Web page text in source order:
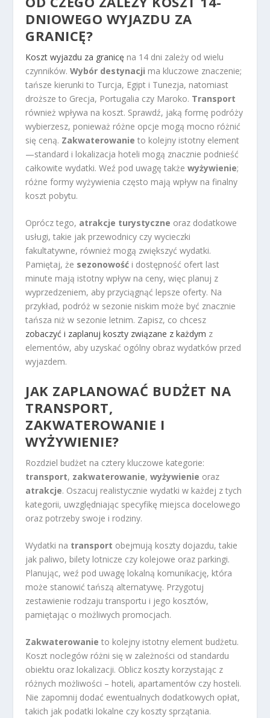
DNIOWEGO WYJAZDU ZA
GRANICĘ?
Koszt wyjazdu za granicę na 14 dni zależy od wielu
czynników.Wybór destynacji ma kluczowe znaczenie;
tańsze kierunki to Turcja, Egipt i Tunezja, natomiast
droższe to Grecja, Portugalia czy Maroko. Transport
również wpływa na koszt. Sprawdź, jaką formę podróży
wybierzesz, ponieważ różne opcje mogą mocno różnić
się ceną. Zakwaterowanie to kolejny istotny element
—standard i lokalizacja hoteli mogą znacznie podnieść
całkowite wydatki. Weź pod uwagę takżewyżywienie;
różne formy wyżywienia często mają wpływ na finalny
koszt pobytu.
Oprócz tego, atrakcje turystyczne oraz dodatkowe
usługi, takie jak przewodnicy czy wycieczki
fakultatywne, również mogą zwiększyć wydatki.
Pamiętaj, że sezonowość i dostępność ofert last
minute mają istotny wpływ na ceny, więc planuj z
wyprzedzeniem, aby przyciągnąć lepsze oferty. Na
przykład, podróż w sezonie niskim może być znacznie
tańsza niż w sezonie letnim. Zapisz, co chcesz
zobaczyć i zaplanuj koszty związane z każdym z
elementów, aby uzyskać ogólny obraz wydatków przed
wyjazdem.
JAK ZAPLANOWAĆ BUDŻET NA
TRANSPORT,
ZAKWATEROWANIE I
WYŻYWIENIE?
Rozdziel budżet na cztery kluczowe kategorie:
transport, zakwaterowanie,wyżywienie oraz
atrakcje. Oszacuj realistycznie wydatki w każdej z tych
kategorii, uwzględniając specyfikę miejsca docelowego
oraz potrzeby swoje i rodziny.
Wydatki na transport obejmują koszty dojazdu, takie
jak paliwo, bilety lotnicze czy kolejowe oraz parkingi.
Planując, weź pod uwagę lokalną komunikację, która
może stanowić tańszą alternatywę. Przygotuj
zestawienie rodzaju transportu i jego kosztów,
pamiętając o możliwych promocjach.
Zakwaterowanie to kolejny istotny element budżetu.
Koszt noclegów różni się w zależności od standardu
obiektu oraz lokalizacji. Oblicz koszty korzystając z
różnych możliwości – hoteli, apartamentów czy hosteli.
Nie zapomnij dodać ewentualnych dodatkowych opłat,
takich jak podatki lokalne czy koszty sprzątania.